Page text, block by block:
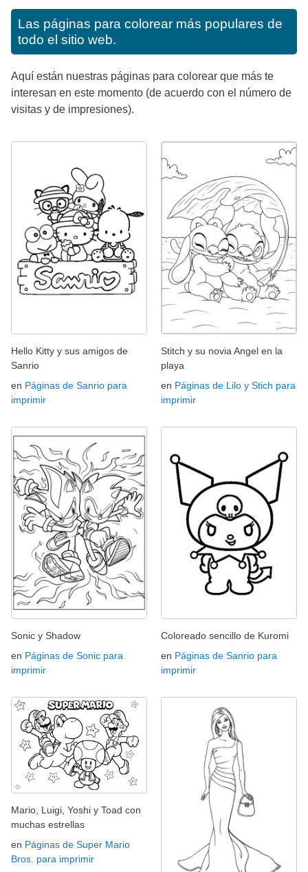
Las páginas para colorear más populares de
todo el sitio web.
Aquí están nuestras páginas para colorear que más te
interesan en este momento (de acuerdo con el número de
visitas y de impresiones).
Hello Kitty y sus amigos de
Sanrio
en Páginas de Sanrio para
imprimir
Stitch y su novia Angel en la
playa
en Páginas de Lilo y Stich para
imprimir
Sonic y Shadow
en Páginas de Sonic para
imprimir
Coloreado sencillo de Kuromi
en Páginas de Sanrio para
imprimir
Mario, Luigi, Yoshi y Toad con
muchas estrellas
en Páginas de Super Mario
Bros. para imprimir